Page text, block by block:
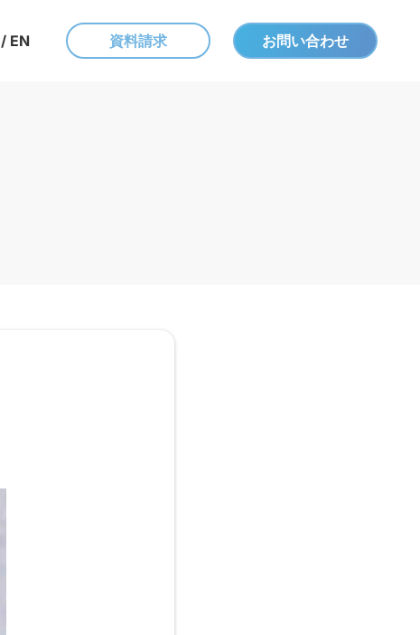
/ EN 資料請求 お問い合わせ